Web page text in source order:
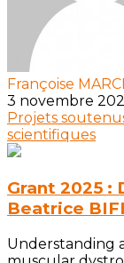
Françoise
3 novembre
Projets
scientifiques
Grant 2025
Beatrice
Understanding